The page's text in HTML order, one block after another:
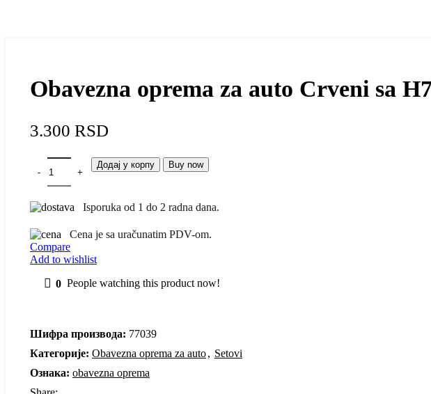
Obavezna oprema za auto Crveni sa
3.300 RSD
Додај у корпу Buy now
Isporuka od 1 do 2 radna dana.
Cena je sa uračunatim PDV-om.
Compare
Add to wishlist
0 People watching this product now!
Шифра производа: 77039
Категорије: Obavezna oprema za auto, Setovi
Ознака: obavezna oprema